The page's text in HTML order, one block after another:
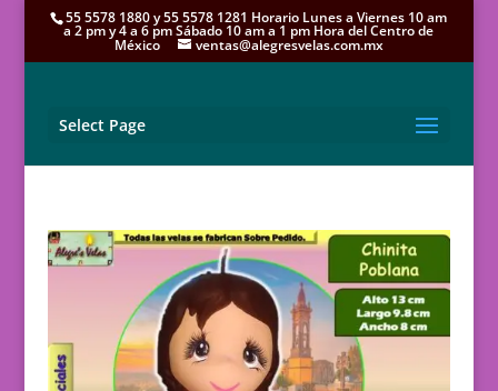
55 5578 1880 y 55 5578 1281 Horario Lunes a Viernes 10 am
a 2 pm y 4 a 6 pm Sábado 10 am a 1 pm Hora del Centro de
México ventas@alegresvelas.com.mx
Select Page